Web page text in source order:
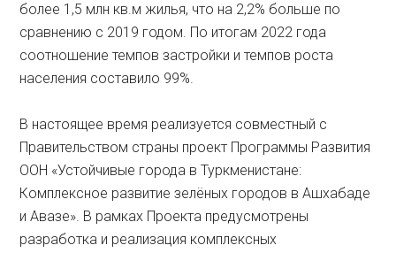
более 1,5 млн кв.м жилья, что на 2,2% больше по
сравнению с 2019 годом. По итогам 2022 года
соотношение темпов застройки и темпов роста
населения составило 99%.
В настоящее время реализуется совместный с
Правительством страны проект Программы Развития
ООН «Устойчивые города в Туркменистане:
Комплексное развитие зелёных городов в Ашхабаде
и Авазе». В рамках Проекта предусмотрены
разработка и реализация комплексных